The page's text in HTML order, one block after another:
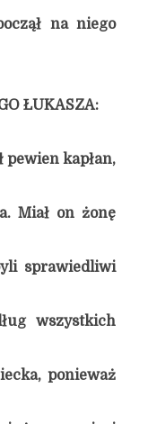
na niego
ŁUKASZA:
pewien kapłan,
Miał on żonę
sprawiedliwi
wszystkich
ponieważ